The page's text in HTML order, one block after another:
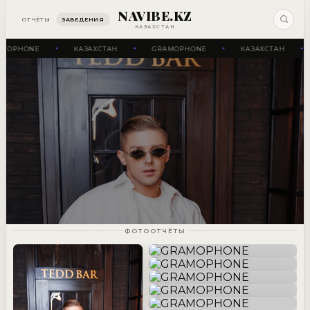
ОТЧЁТЫ ЗАВЕДЕНИЯ NAVIBE.KZ
КАЗАХСТАН
✦ КАЗАХСТАН ✦ GRAMOPHONE ✦ КАЗАХСТАН ✦
GRAMOPHONE
11 ОТЧЁТОВ
ФОТООТЧЁТЫ
GRAMOPHONE
9 марта
GRAMOPHONE
7 марта
GRAMOPHONE
15 февраля